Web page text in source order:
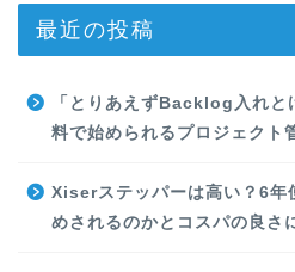
最近の投稿
「とりあえずBacklog入れ
料で始められるプロジェクト
Xiserステッパーは高い？6年
めされるのかとコスパの良さ